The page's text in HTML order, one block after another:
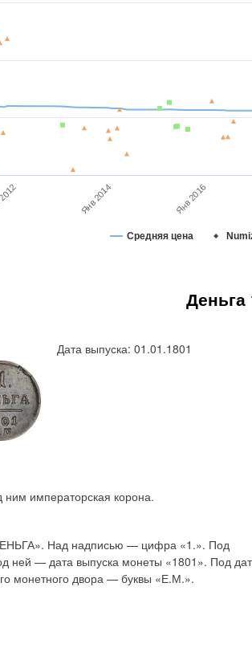
Средняя цена
Янв 2014 Янв 2016
Деньга
Дата выпуска: 01.01.1801
императорская корона.
Над надписью — цифра «1.». Под
ней — дата выпуска монеты «1801». Под
монетного двора — буквы «Е.М.».